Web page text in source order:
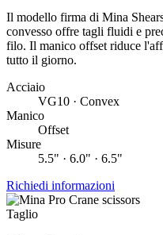
Il modello firma di Mina
convesso offre tagli fluidi e
filo. Il manico offset riduce
tutto il giorno.
Acciaio
VG10 · Convex
Manico
Offset
Misure
5.5" · 6.0" · 6.5"
Richiedi informazioni
Taglio